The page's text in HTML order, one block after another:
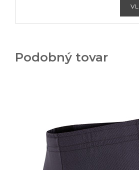
Podobný tovar